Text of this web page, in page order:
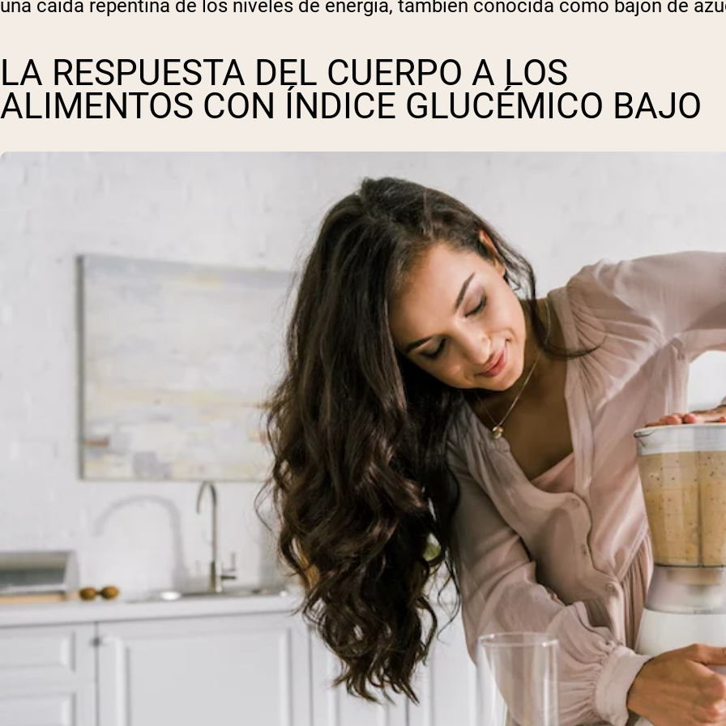
una caída repentina de los niveles de energía, también conocida como bajón de
LA RESPUESTA DEL CUERPO A LOS
ALIMENTOS CON ÍNDICE GLUCÉMICO BAJO